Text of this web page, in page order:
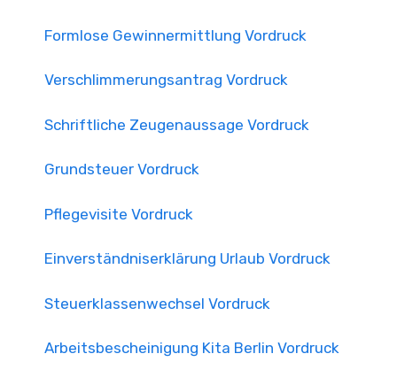
Formlose Gewinnermittlung Vordruck
Verschlimmerungsantrag Vordruck
Schriftliche Zeugenaussage Vordruck
Grundsteuer Vordruck
Pflegevisite Vordruck
Einverständniserklärung Urlaub Vordruck
Steuerklassenwechsel Vordruck
Arbeitsbescheinigung Kita Berlin Vordruck